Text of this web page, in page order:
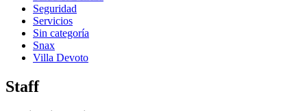
Seguridad
Servicios
Sin categoría
Snax
Villa Devoto
Staff